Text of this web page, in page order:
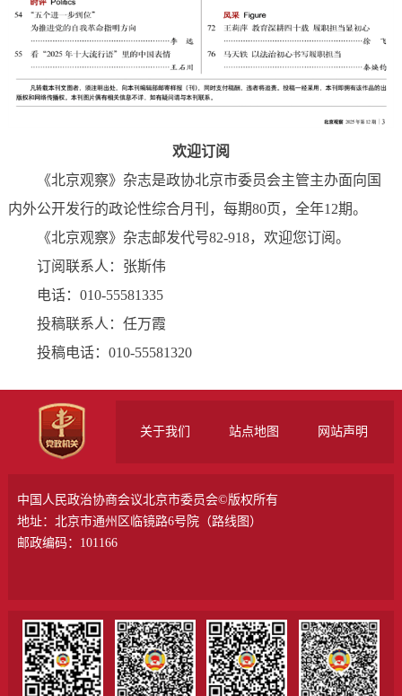
欢迎订阅
《北京观察》杂志是政协北京市委员会主管主办面向国
内外公开发行的政论性综合月刊，每期80页，全年12期。
《北京观察》杂志邮发代号82-918，欢迎您订阅。
订阅联系人：张斯伟
电话：010-55581335
投稿联系人：任万霞
投稿电话：010-55581320
关于我们 站点地图 网站声明
中国人民政治协商会议北京市委员会©版权所有
地址：北京市通州区临镜路6号院（路线图 ）
邮政编码：101166